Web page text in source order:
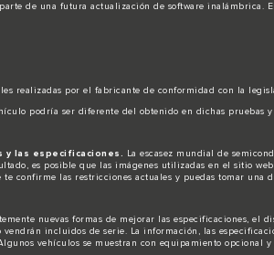
parte de una futura actualización de software
realizadas por el fabricante de conformidad con la
podría ser diferente del obtenido en dichas pruebas
las especificaciones.
La escasez mundial de
es posible que las imágenes utilizadas en el sitio
confirme las restricciones actuales y puedas tomar una
nuevas formas de mejorar las especificaciones,
incluidos de serie. La información, las
vehículos se muestran con equipamiento